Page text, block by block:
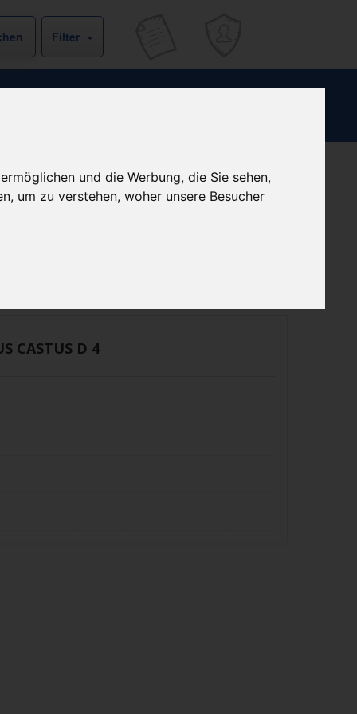
und die Werbung, die Sie sehen,
um zu verstehen, woher unsere Besucher
Filter
Preis bekannt
CASTUS D 4